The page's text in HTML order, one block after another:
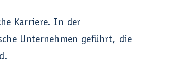
Karriere. In der
Unternehmen geführt, die